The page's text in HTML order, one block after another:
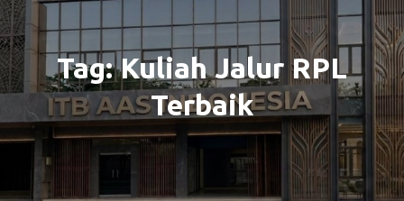
Tag:Kuliah Jalur RPL
Terbaik